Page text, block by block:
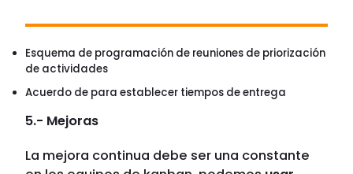
Esquema de programación de reuniones de priorización
de actividades
Acuerdo de para establecer tiempos de entrega
5.- Mejoras
La mejora continua debe ser una constante